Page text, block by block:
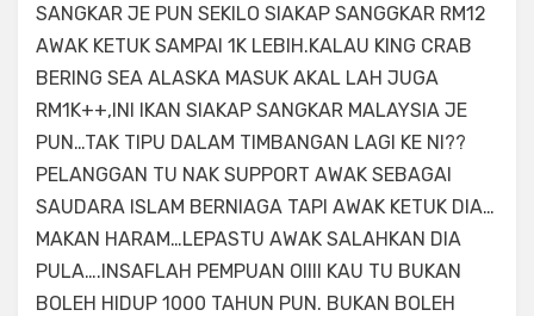
SANGKAR JE PUN SEKILO SIAKAP SANGGKAR RM12
AWAK KETUK SAMPAI 1K LEBIH.KALAU KING CRAB
BERING SEA ALASKA MASUK AKAL LAH JUGA
RM1K++,INI IKAN SIAKAP SANGKAR MALAYSIA JE
PUN…TAK TIPU DALAM TIMBANGAN LAGI KE NI??
PELANGGAN TU NAK SUPPORT AWAK SEBAGAI
SAUDARA ISLAM BERNIAGA TAPI AWAK KETUK DIA…
MAKAN HARAM…LEPASTU AWAK SALAHKAN DIA
PULA….INSAFLAH PEMPUAN OIIII KAU TU BUKAN
BOLEH HIDUP 1000 TAHUN PUN. BUKAN BOLEH